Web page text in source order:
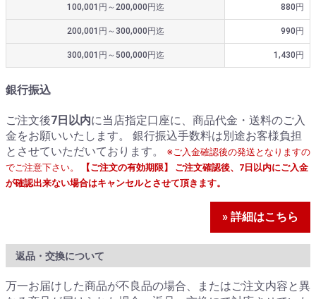
100,001円～200,000円迄 880円
200,001円～300,000円迄 990円
300,001円～500,000円迄 1,430円
銀行振込
ご注文後7日以内に当店指定口座に、商品代金・送料のご入
金をお願いいたします。 銀行振込手数料は別途お客様負担
とさせていただいております。
※ご入金確認後の発送となりますの
でご注意下さい。
【ご注文の有効期限】 ご注文確認後、7日以内にご入金
が確認出来ない場合はキャンセルとさせて頂きます。
» 詳細はこちら
返品・交換について
万一お届けした商品が不良品の場合、またはご注文内容と異